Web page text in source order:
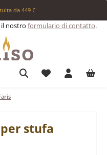
da 449 €
nostro formulario di contatto.
Hai 0 articoli
stufa